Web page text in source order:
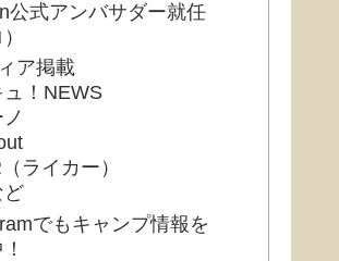
公式アンバサダー就任
ア掲載
！NEWS
ライカー）
ど
でもキャンプ情報を